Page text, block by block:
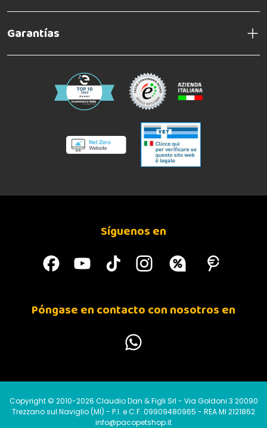
Garantías
Síguenos en
Póngase en contacto con nosotros en
Copyright © 2010-2026 Claudio Dan & Figli Srl - Via Goldoni 3 20090
Trezzano sul Naviglio (MI) - P.I. e C.F. 09909480965 - REA MI 2121862
info@pacopetshop.it